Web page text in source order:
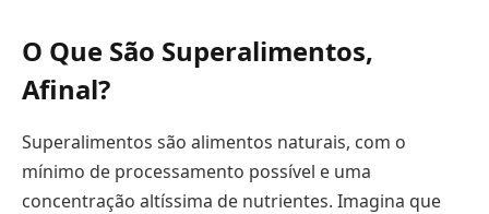
O Que São Superalimentos,
Afinal?
Superalimentos são alimentos naturais, com o
mínimo de processamento possível e uma
concentração altíssima de nutrientes. Imagina que